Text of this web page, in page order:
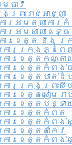
ធាវី​
រះរាជអាជ្ញា
ារអមតុលាការ
ារអមសាលាឧទ្
ារខេត្ត និង ក្
ការក្រុងភ្នំពេ
ារខេត្តកណ្តា
ារខេត្តកំពង់ច
ារខេត្តបាត់ដំ
ការ​ក្រុងព្រះសី
ារខេត្តសៀមរា
ារខេត្តបន្ទា
ារខេត្តកំពត
ការខេត្តកំពង់
រខេត្តតាកែវ
ារខេត្តកំពង់